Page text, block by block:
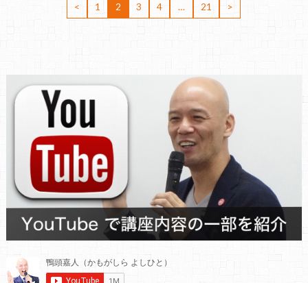
< 1 2 3 4 … 21 >